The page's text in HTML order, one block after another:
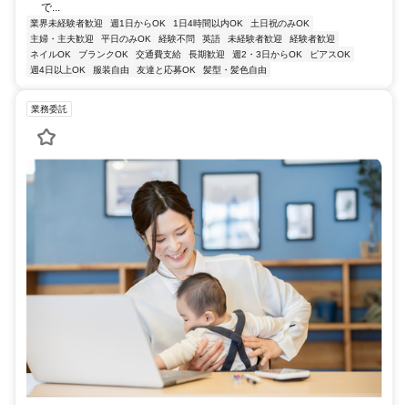
で...
業界未経験者歓迎 週1日からOK 1日4時間以内OK
土日祝のみOK
主婦・主夫歓迎
平日のみOK 経験不問 英語 未経験者歓迎
経験者歓迎
ネイルOK
ブランクOK 交通費支給 長期歓迎 週2・3日からOK
ピアスOK
週4日以上OK
服装自由 友達と応募OK 髪型・髪色自由
業務委託